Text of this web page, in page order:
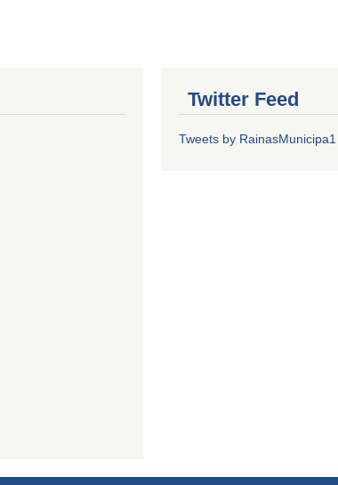
Twitter Feed
Tweets by RainasMunicipa1